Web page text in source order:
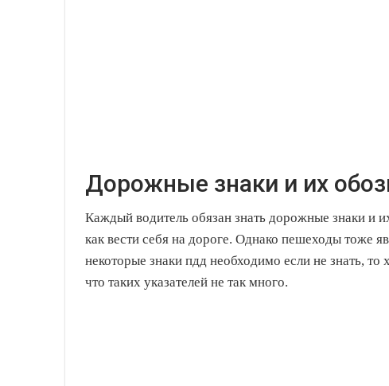
Дорожные знаки и их
Каждый водитель обязан знать дорожные знаки и
как вести себя на дороге. Однако пешеходы тоже
некоторые знаки пдд необходимо если не знать,
что таких указателей не так много.